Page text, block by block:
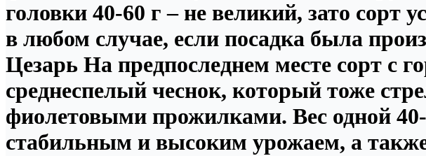
головки 40-60 г – не великий, зато сорт
в любом случае, если посадка была
Цезарь На предпоследнем месте сорт с
среднеспелый чеснок, который тоже
фиолетовыми прожилками. Вес одной
стабильным и высоким урожаем, а